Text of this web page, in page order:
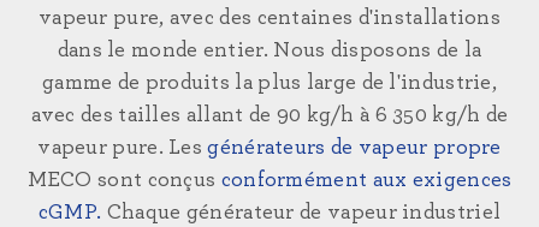
vapeur pure, avec des centaines d'installations
dans le monde entier. Nous disposons de la
gamme de produits la plus large de l'industrie,
avec des tailles allant de 90 kg/h à 6 350 kg/h de
vapeur pure. Lesgénérateurs de vapeur propre
MECO sont conçus conformément aux exigences
cGMP. Chaque générateur de vapeur industriel